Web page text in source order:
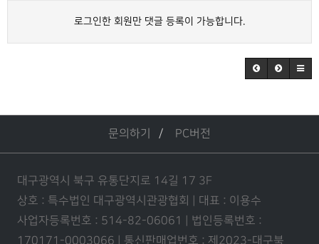
로그인한 회원만 댓글 등록이 가능합니다.
문의하기 PC버전
대구광역시 북구 유통단지로 14길 17 3F
상호 : 특수법인 대구광역시관광협회 | 대표 : 이용수
사업자등록번호 : 514-82-06061 | 법인등록번호 :
170171-0003066 | 통신판매업번호 : 제2023-대구북